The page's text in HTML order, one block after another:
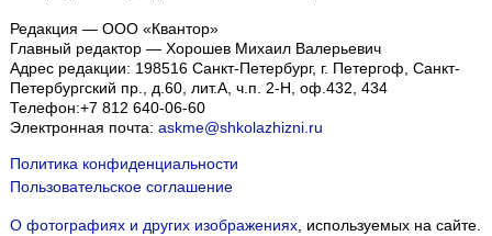
Редакция — ООО «Квантор»
Главный редактор — Хорошев Михаил Валерьевич
Адрес редакции: 198516 Санкт-Петербург, г. Петергоф, Санкт-
Петербургский пр., д.60, лит.А, ч.п. 2-Н, оф.432, 434
Телефон:+7 812 640-06-60
Электронная почта: askme@shkolazhizni.ru
Политика конфиденциальности
Пользовательское соглашение
О фотографиях и других изображениях, используемых на сайте.